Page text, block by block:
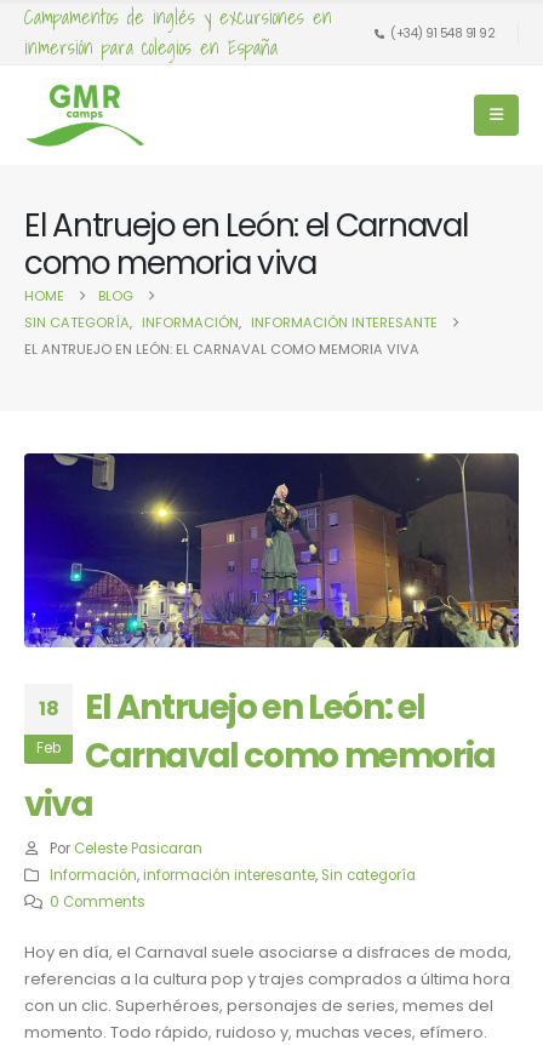
Campamentos de inglés y excursiones en
inmersión para colegios en España
(+34) 91 548 91 92
El Antruejo en León: el Carnaval
como memoria viva
HOME
BLOG
SIN CATEGORÍA, INFORMACIÓN, INFORMACIÓN INTERESANTE
EL ANTRUEJO EN LEÓN: EL CARNAVAL COMO MEMORIA VIVA
18
Feb
El Antruejo en León: el
Carnaval como memoria
viva
Por Celeste Pasicaran
Información,información interesante, Sin categoría
0 Comments
Hoy en día, el Carnaval suele asociarse a disfraces de moda,
referencias a la cultura pop y trajes comprados a última hora
con un clic. Superhéroes, personajes de series, memes del
momento. Todo rápido, ruidoso y, muchas veces, efímero.